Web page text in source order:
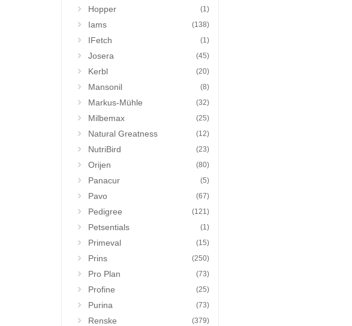
Hopper (1)
Iams (138)
IFetch (1)
Josera (45)
Kerbl (20)
Mansonil (8)
Markus-Mühle (32)
Milbemax (25)
Natural Greatness (12)
NutriBird (23)
Orijen (80)
Panacur (5)
Pavo (67)
Pedigree (121)
Petsentials (1)
Primeval (15)
Prins (250)
Pro Plan (73)
Profine (25)
Purina (73)
Renske (379)